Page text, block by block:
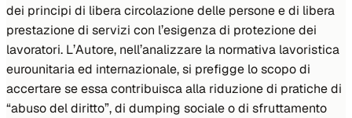
dei principi di libera circolazione delle persone e di libera
prestazione di servizi con l’esigenza di protezione dei
lavoratori. L’Autore, nell’analizzare la normativa lavoristica
eurounitaria ed internazionale, si prefigge lo scopo di
accertare se essa contribuisca alla riduzione di pratiche di
“abuso del diritto”, di dumping sociale o di sfruttamento